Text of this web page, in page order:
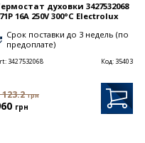
духовки 3427532068
16A 250V 300°C Electrolux
Срок поставки до 3 недель (по
предоплате)
3427532068 Код: 35403
123.2 грн
грн